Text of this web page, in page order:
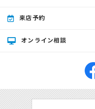
来店予約
オンライン相談